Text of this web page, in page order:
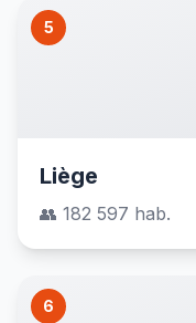
5
Liège
👥 182 597 hab.
6